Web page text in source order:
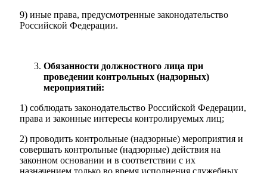
9) иные права, предусмотренные законодательство
Российской Федерации.
Обязанности должностного лица при
проведении контрольных (надзорных)
мероприятий:
1) соблюдать законодательство Российской Федерации,
права и законные интересы контролируемых лиц;
2) проводить контрольные (надзорные) мероприятия и
совершать контрольные (надзорные) действия на
законном основании и в соответствии с их
назначением только во время исполнения служебных